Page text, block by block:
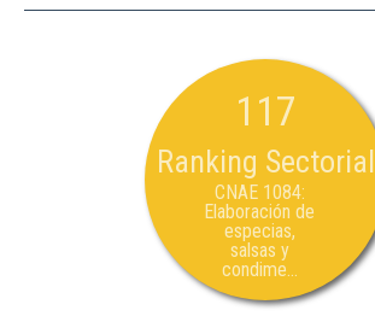
117
Ranking Sectorial
CNAE 1084:
Elaboración de
especias,
salsas y
condime...